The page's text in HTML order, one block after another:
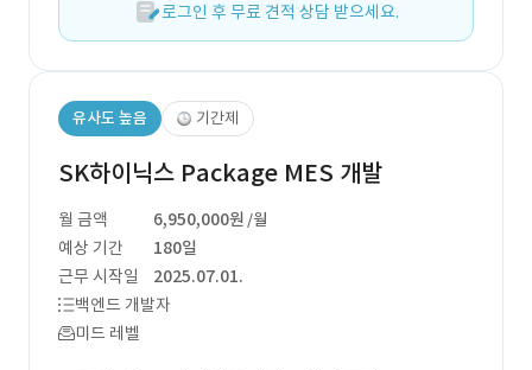
로그인 후 무료 견적 상담 받으세요.
유사도 높음 기간제
SK하이닉스 Package MES 개발
월 금액 6,950,000원 /월
예상 기간
180일
근무 시작일
2025.07.01.
백엔드 개발자
미드 레벨